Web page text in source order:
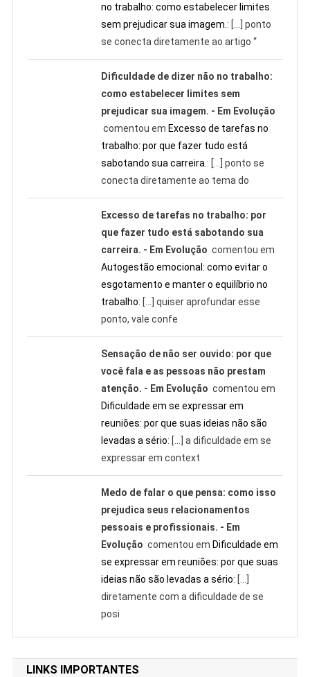
no trabalho: como estabelecer limites
sem prejudicar sua imagem. : […] ponto
se conecta diretamente ao artigo “
Dificuldade de dizer não no trabalho:
como estabelecer limites sem
prejudicar sua imagem. - Em Evolução
comentou em Excesso de tarefas no
trabalho: por que fazer tudo está
sabotando sua carreira. : […] ponto se
conecta diretamente ao tema do
Excesso de tarefas no trabalho: por
que fazer tudo está sabotando sua
carreira. - Em Evolução comentou em
Autogestão emocional: como evitar o
esgotamento e manter o equilíbrio no
trabalho: […] quiser aprofundar esse
ponto, vale confe
Sensação de não ser ouvido: por que
você fala e as pessoas não prestam
atenção. - Em Evolução comentou em
Dificuldade em se expressar em
reuniões: por que suas ideias não são
levadas a sério: […] a dificuldade em se
expressar em context
Medo de falar o que pensa: como isso
prejudica seus relacionamentos
pessoais e profissionais. - Em
Evolução comentou em Dificuldade em
se expressar em reuniões: por que suas
ideias não são levadas a sério: […]
diretamente com a dificuldade de se
posi
LINKS IMPORTANTES